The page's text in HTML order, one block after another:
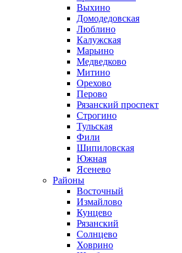
Выхино
Домодедовская
Люблино
Калужская
Марьино
Медведково
Митино
Орехово
Перово
Рязанский проспект
Строгино
Тульская
Фили
Шипиловская
Южная
Ясенево
Районы
Восточный
Измайлово
Кунцево
Рязанский
Солнцево
Ховрино